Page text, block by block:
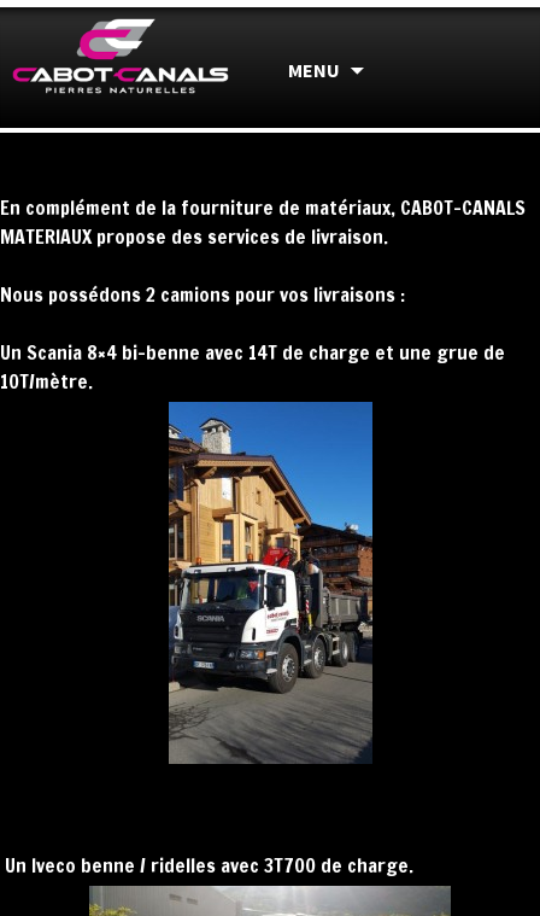
MENU
En complément de la fourniture de matériaux, CABOT-CANALS
MATERIAUX propose des services de livraison.
Nous possédons 2 camions pour vos livraisons :
Un Scania 8×4 bi-benne avec 14T de charge et une grue de
10T/mètre.
Un Iveco benne / ridelles avec 3T700 de charge.
Nous utilisons Google Analytics. En continuant à naviguer,
vous nous autorisez à déposer un cookie à des fins de
mesures d'audience.Accepter RefuserEn savoir plus